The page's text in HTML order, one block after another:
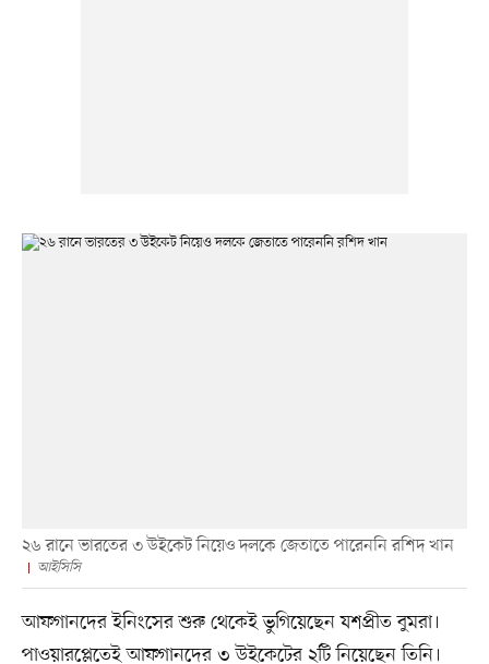
২৬ রানে ভারতের ৩ উইকেট নিয়েও দলকে জেতাতে পারেননি রশিদ খান
আইসিসি
আফগানদের ইনিংসের শুরু থেকেই ভুগিয়েছেন যশপ্রীত বুমরা।
পাওয়ারপ্লেতেই আফগানদের ৩ উইকেটের ২টি নিয়েছেন তিনি।